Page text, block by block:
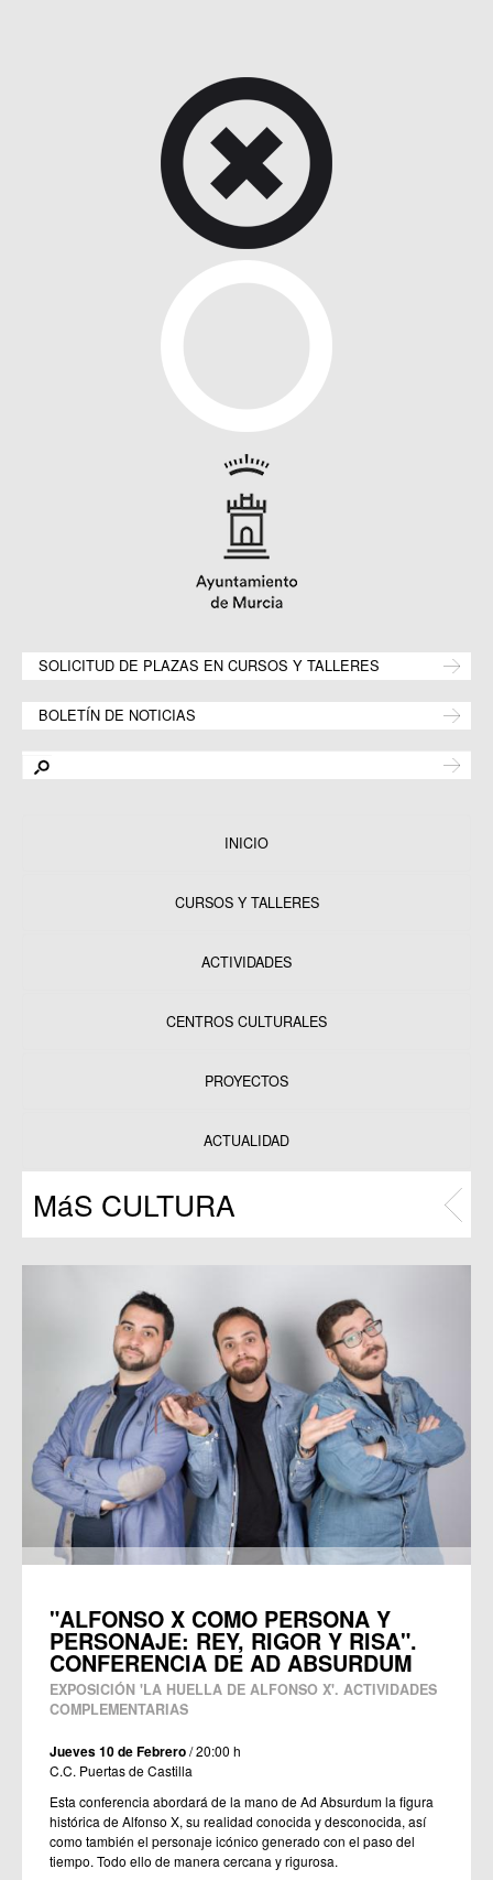
SOLICITUD DE PLAZAS EN CURSOS Y TALLERES
BOLETÍN DE NOTICIAS
INICIO
CURSOS Y TALLERES
ACTIVIDADES
CENTROS CULTURALES
PROYECTOS
Programas
ACTUALIDAD
MáS CULTURA
"ALFONSO X COMO PERSONA Y
PERSONAJE: REY, RIGOR Y RISA".
CONFERENCIA DE AD ABSURDUM
EXPOSICIÓN 'LA HUELLA DE ALFONSO X'. ACTIVIDADES
COMPLEMENTARIAS
Jueves 10 de Febrero/ 20:00 h
C.C. Puertas de Castilla
Esta conferencia abordará de la mano de Ad Absurdum la figura
histórica de Alfonso X, su realidad conocida y desconocida, así
como también el personaje icónico generado con el paso del
tiempo. Todo ello de manera cercana y rigurosa.